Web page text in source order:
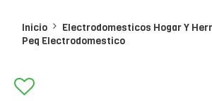
Inicio
Electrodomesticos Hogar Y
Peq Electrodomestico